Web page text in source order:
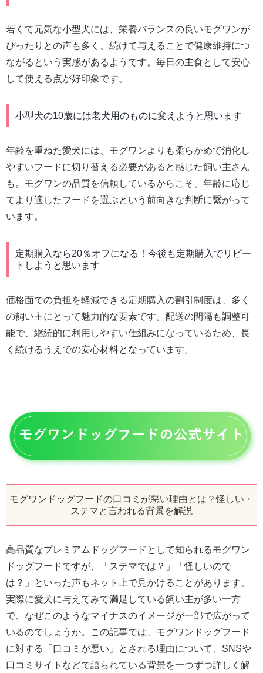
若くて元気な小型犬には、栄養バランスの良いモグワンが
ぴったりとの声も多く、続けて与えることで健康維持につ
ながるという実感があるようです。毎日の主食として安心
して使える点が好印象です。
小型犬の10歳には老犬用のものに変えようと思います
年齢を重ねた愛犬には、モグワンよりも柔らかめで消化し
やすいフードに切り替える必要があると感じた飼い主さん
も。モグワンの品質を信頼しているからこそ、年齢に応じ
てより適したフードを選ぶという前向きな判断に繋がって
います。
定期購入なら20％オフになる！今後も定期購入でリピー
トしようと思います
価格面での負担を軽減できる定期購入の割引制度は、多く
の飼い主にとって魅力的な要素です。配送の間隔も調整可
能で、継続的に利用しやすい仕組みになっているため、長
く続けるうえでの安心材料となっています。
モグワンドッグフードの口コミが悪い理由とは？怪しい・
ステマと言われる背景を解説
高品質なプレミアムドッグフードとして知られるモグワン
ドッグフードですが、「ステマでは？」「怪しいので
は？」といった声もネット上で見かけることがあります。
実際に愛犬に与えてみて満足している飼い主が多い一方
で、なぜこのようなマイナスのイメージが一部で広がって
いるのでしょうか。この記事では、モグワンドッグフード
に対する「口コミが悪い」とされる理由について、SNSや
口コミサイトなどで語られている背景を一つずつ詳しく解